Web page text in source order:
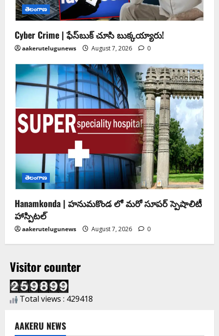
తెలంగాణ
Cyber Crime | ఫేస్‌బుక్‌ చూసి బుక్కయ్యారు!
aakerutelugunews August 7, 2026 0
తెలంగాణ
Hanamkonda | హనుమకొండ లో మరో సూపర్ స్పెషాలిటీ
హాస్పిటల్
aakerutelugunews August 7, 2026 0
Visitor counter
Total views : 429418
AAKERU NEWS